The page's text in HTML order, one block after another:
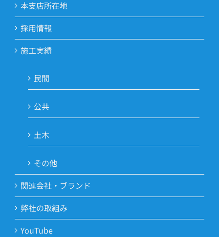
本支店所在地
採用情報
施工実績
民間
公共
土木
その他
関連会社・ブランド
弊社の取組み
YouTube